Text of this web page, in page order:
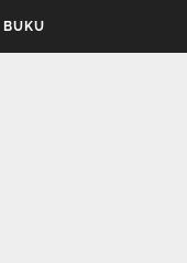
BUKU